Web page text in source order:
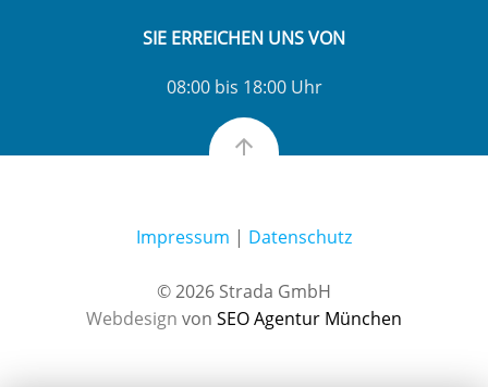
SIE ERREICHEN UNS VON
08:00 bis 18:00 Uhr
Impressum | Datenschutz
© 2026 Strada GmbH
Webdesign von SEO Agentur München